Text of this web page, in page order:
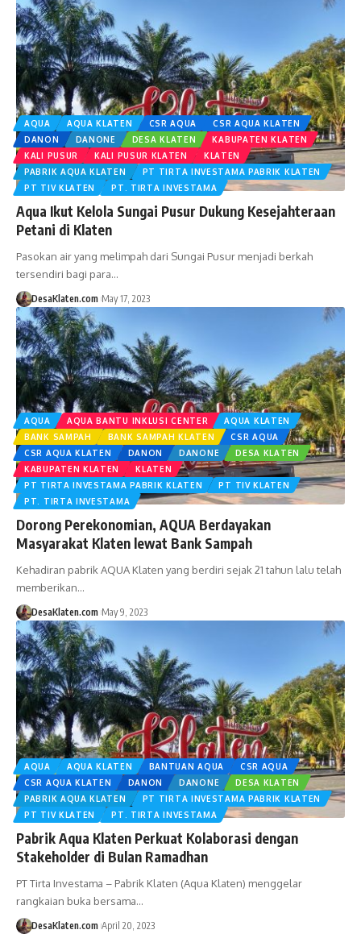
AQUA AQUA KLATEN CSR AQUA
CSR AQUA KLATEN
DANON
DANONE DESA KLATEN
KABUPATEN KLATEN
KALI PUSUR
KALI PUSUR KLATEN
KLATEN
PABRIK AQUA KLATEN
PT TIRTA INVESTAMA PABRIK KLATEN
PT TIV KLATEN
PT. TIRTA INVESTAMA
Aqua Ikut Kelola Sungai Pusur Dukung Kesejahteraan
Petani di Klaten
Pasokan air yang melimpah dari Sungai Pusur menjadi berkah
tersendiri bagi para…
DesaKlaten.com May 17, 2023
AQUA AQUA BANTU INKLUSI CENTER
AQUA KLATEN
BANK SAMPAH
BANK SAMPAH KLATEN
CSR AQUA
CSR AQUA KLATEN
DANON DANONE
DESA KLATEN
KABUPATEN KLATEN
KLATEN
PT TIRTA INVESTAMA PABRIK KLATEN
PT TIV KLATEN
PT. TIRTA INVESTAMA
Dorong Perekonomian, AQUA Berdayakan
Masyarakat Klaten lewat Bank Sampah
Kehadiran pabrik AQUA Klaten yang berdiri sejak 21 tahun lalu telah
memberikan…
DesaKlaten.com May 9, 2023
AQUA AQUA KLATEN BANTUAN AQUA
CSR AQUA
CSR AQUA KLATEN
DANON DANONE
DESA KLATEN
PABRIK AQUA KLATEN
PT TIRTA INVESTAMA PABRIK KLATEN
PT TIV KLATEN
PT. TIRTA INVESTAMA
Pabrik Aqua Klaten Perkuat Kolaborasi dengan
Stakeholder di Bulan Ramadhan
PT Tirta Investama – Pabrik Klaten (Aqua Klaten) menggelar
rangkaian buka bersama…
DesaKlaten.com April 20, 2023